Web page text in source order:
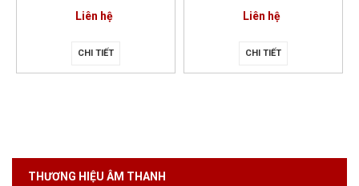
Liên hệ
CHI TIẾT
Liên hệ
CHI TIẾT
THƯƠNG HIỆU ÂM THANH